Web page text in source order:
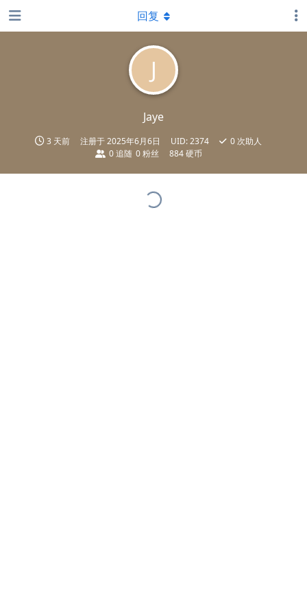
J
Jaye
3 天前 注册于2025年6月6日 UID:2374 0 次助人
0 追随 0 粉丝 884 硬币
回复